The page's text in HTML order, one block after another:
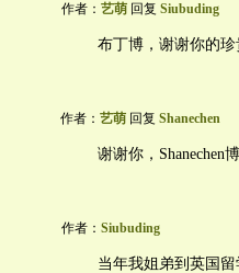
作者： 艺萌 回复 Siubuding
布丁博，谢谢你的珍
作者： 艺萌 回复 Shanechen
谢谢你，Shanechen
作者： Siubuding
当年我姐弟到英国